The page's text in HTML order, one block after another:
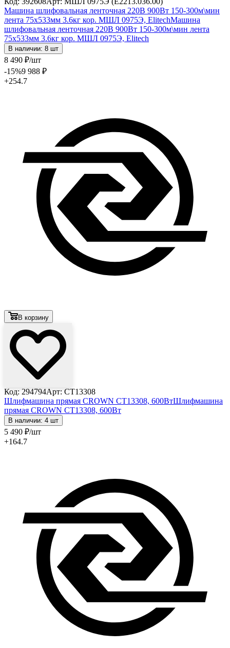
Машина шлифовальная ленточная 220В 900Вт 150-300м\мин
лента 75х533мм 3.6кг кор. МШЛ 0975Э, ElitechМашина
шлифовальная ленточная 220В 900Вт 150-300м\мин лента
75х533мм 3.6кг кор. МШЛ 0975Э, Elitech
В наличии: 8 шт
8 490 ₽/шт
-15%9 988 ₽
+254.7
В корзину
Код: 294794Арт: CT13308
Шлифмашина прямая CROWN CT13308, 600ВтШлифмашина
прямая CROWN CT13308, 600Вт
В наличии: 4 шт
5 490 ₽/шт
+164.7